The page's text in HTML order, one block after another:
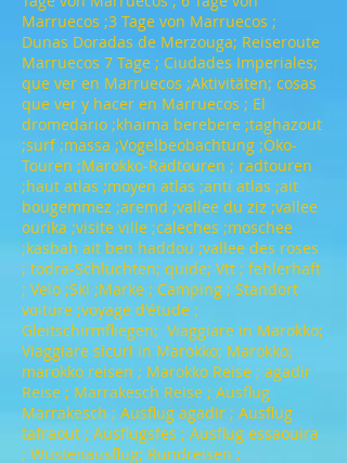
Marruecos ;3 Tage von Marruecos ;
Dunas Doradas de Merzouga; Reiseroute
Marruecos 7 Tage ; Ciudades Imperiales;
que ver en Marruecos ;Aktivitäten; cosas
que ver y hacer en Marruecos ; El
dromedario ;khaima berebere ;taghazout
;surf ;massa ;Vogelbeobachtung ;Öko-
Touren ;Marokko-Radtouren ; radtouren
;haut atlas ;moyen atlas ;anti atlas ;ait
bougemmez ;aremd ;vallee du ziz ;vallee
ourika ;visite ville ;caleches ;moschee
;kasbah ait ben haddou ;vallee des roses
; todra-Schluchten; quide; Vtt ; fehlerhaft
; Velo ;Ski ;Marke ; Camping ; Standort
voiture ;voyage d'étude ;
Gleitschirmfliegen; Viaggiare in Marokko;
Viaggiare sicuri in Marokko; Marokko;
marokko reisen ; Marokko Reise ; agadir
Reise ; Marrakesch Reise ; Ausflug
Marrakesch ; Ausflug agadir ; Ausflug
tafraout ; Ausflugsfes ; Ausflug essaouira
; Wüstenausflug; Rundreisen ;